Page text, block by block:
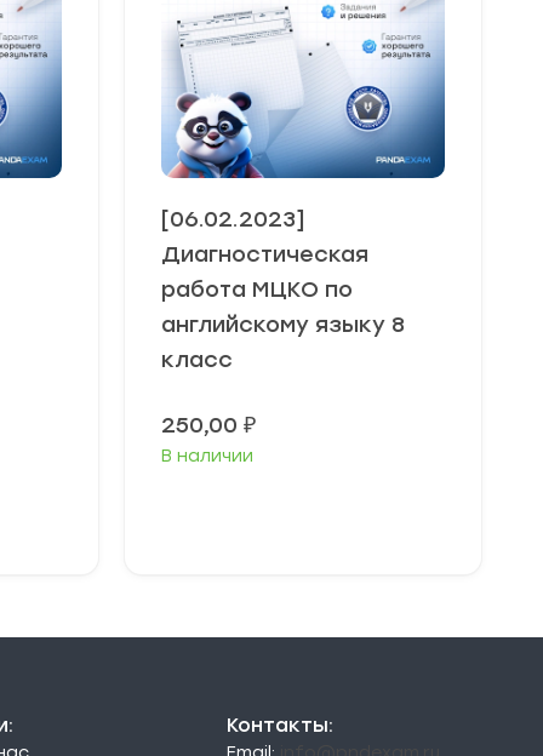
[06.02.2023]
Диагностическая
работа МЦКО по
английскому языку 8
класс
250,00 ₽
В наличии
Контакты: